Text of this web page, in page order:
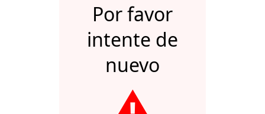
Por favor
intente de
nuevo